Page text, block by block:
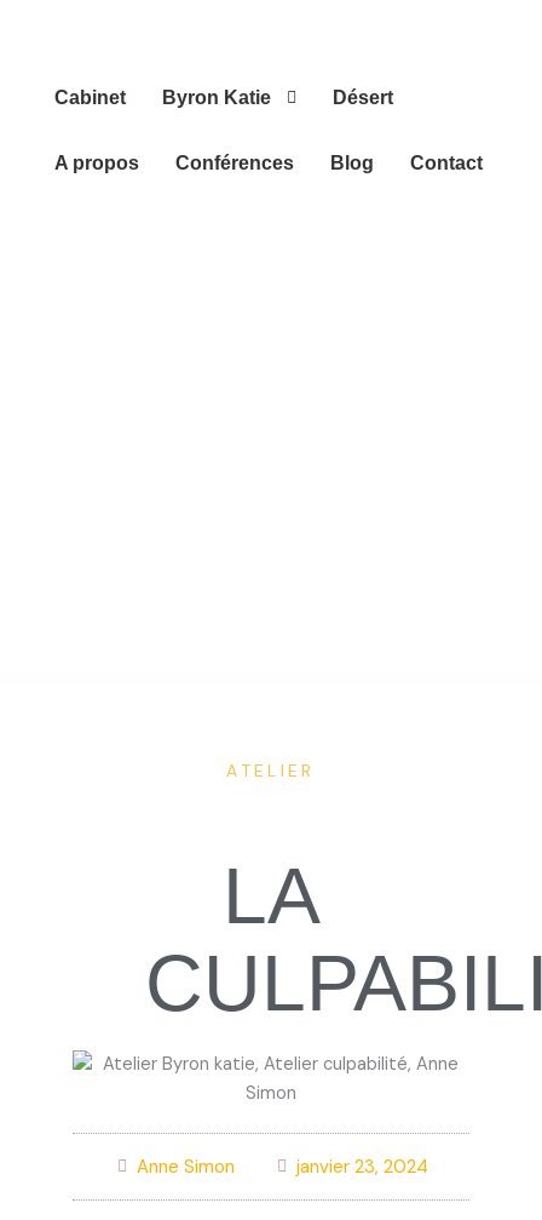
Cabinet Byron Katie Désert
A propos Conférences Blog Contact
ATELIER
LA
Anne Simon janvier 23, 2024